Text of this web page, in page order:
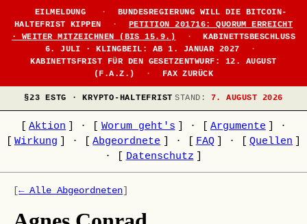
EILMELDUNG ·
BUNDESREGIERUNG WILL DIE BITCOIN-
HALTEFRIST KIPPEN
·
PETITION 201716: QUORUM ERREICHT
· WEITER MITZEICHNEN (BIS 15.9.)
·
KABINETTSBESCHLUSS
6. JULI · KLINGBEIL: AB 1. JANUAR 2027
·
KABINETTSFRIST FÜR DEN GESETZENTWURF: 12. AUGUST
(F.A.Z.)
· FAX ZURÜCK
§23 ESTG · KRYPTO-HALTEFRIST STAND: 7. AUGUST 2026
Aktion · Worum geht's · Argumente
·
Wirkung · Abgeordnete · FAQ · Quellen
·
Datenschutz
[← Alle Abgeordneten]